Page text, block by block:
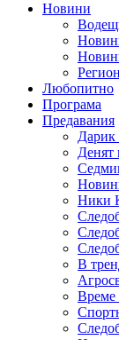
Новини
Любопитно
Програма
Предавания
Дарик
Денят
Ники
В
Време